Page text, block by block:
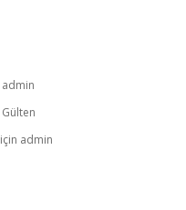
admin
Gülten
için admin